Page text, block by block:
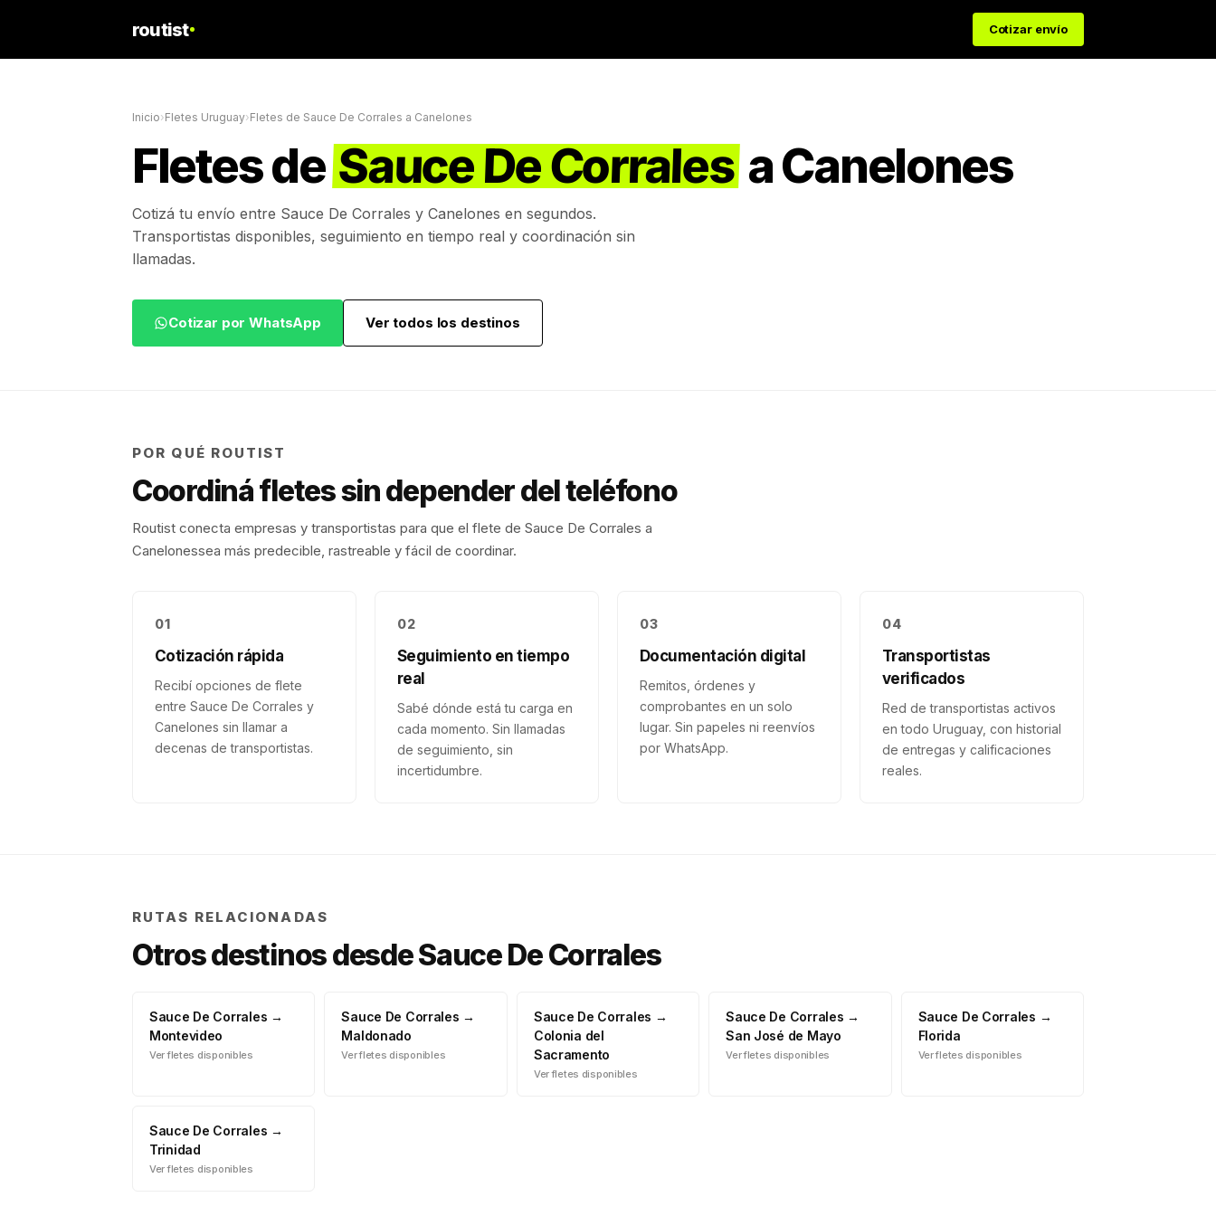
routist Cotizar envío
Inicio›Fletes Uruguay›Fletes de Sauce De Corrales a Canelones
Fletes de Sauce De Corrales aCanelones
Cotizá tu envío entre Sauce De Corrales y Canelones en segundos.
Transportistas disponibles, seguimiento en tiempo real y coordinación sin
llamadas.
Cotizar por WhatsApp Ver todos los destinos
POR QUÉ ROUTIST
Coordiná fletes sin depender del teléfono
Routist conecta empresas y transportistas para que el flete de Sauce De Corrales a
Canelonessea más predecible, rastreable y fácil de coordinar.
01
Cotización rápida
Recibí opciones de flete
entre Sauce De Corrales y
Canelones sin llamar a
decenas de transportistas.
02
Seguimiento en tiempo
real
Sabé dónde está tu carga en
cada momento. Sin llamadas
de seguimiento, sin
incertidumbre.
03
Documentación digital
Remitos, órdenes y
comprobantes en un solo
lugar. Sin papeles ni reenvíos
por WhatsApp.
04
Transportistas
verificados
Red de transportistas activos
en todo Uruguay, con historial
de entregas y calificaciones
reales.
RUTAS RELACIONADAS
Otros destinos desdeSauce De Corrales
Sauce De Corrales →
Montevideo
Ver fletes disponibles
Sauce De Corrales →
Maldonado
Ver fletes disponibles
Sauce De Corrales →
Colonia del
Sacramento
Ver fletes disponibles
Sauce De Corrales →
San José de Mayo
Ver fletes disponibles
Sauce De Corrales →
Florida
Ver fletes disponibles
Sauce De Corrales →
Trinidad
Ver fletes disponibles